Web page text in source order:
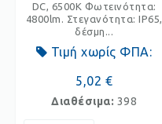
DC, 6500K Φωτεινότητα:
4800lm. Στεγανότητα: IP65,
δέσμη...
Τιμή χωρίς ΦΠΑ:
5,02 €
Διαθέσιμα: 398